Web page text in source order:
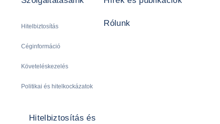
Hitelbiztosítás
Céginformáció
Követeléskezelés
Politikai és hitelkockázatok
Rólunk
Hitelbiztosítás és